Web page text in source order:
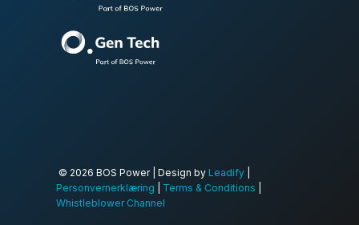
© 2026 BOS Power | Design by Leadify
Personvernerklæring
Terms & Conditions
Whistleblower Channel